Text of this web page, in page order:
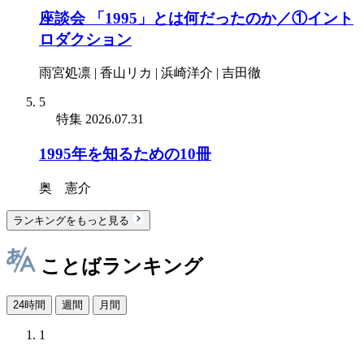
座談会 「1995」とは何だったのか／①イント
ロダクション
雨宮処凛 | 香山リカ | 浜崎洋介 | 吉田徹
5
特集 2026.07.31
1995年を知るための10冊
奥 憲介
ランキングをもっと見る
ことばランキング
24時間 週間 月間
1